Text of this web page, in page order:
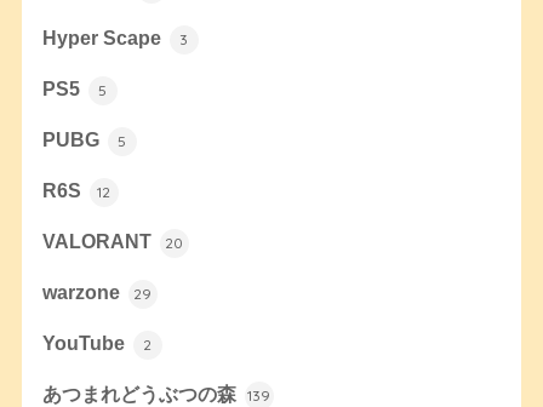
Hyper Scape 3
PS5 5
PUBG 5
R6S 12
VALORANT 20
warzone 29
YouTube 2
あつまれどうぶつの森 139